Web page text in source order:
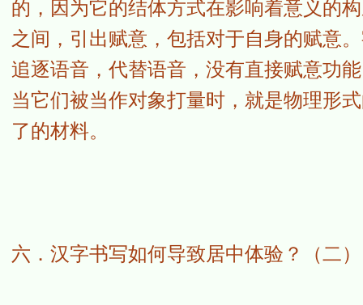
的，因为它的结体方式在影响着意义的
之间，引出赋意，包括对于自身的赋意
追逐语音，代替语音，没有直接赋意功
当它们被当作对象打量时，就是物理形
了的材料。
六．汉字书写如何导致居中体验？（二